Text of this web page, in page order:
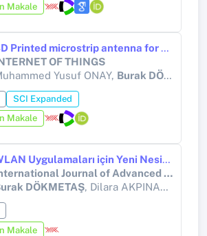
Makale
3D Printed microstrip antenna for symbiotic communication: WiFi backscatter and bit rate evaluation for IoT
OF THINGS
Yusuf ONAY, Burak DÖKMETAŞ
SCI Expanded
Makale
WLAN Uygulamaları için Yeni Nesil Mikroşerit Anten Tasarımı
International Journal of Advanced Natural Sciences and Engineering Researches (IJANSER)
DÖKMETAŞ, Dilara AKPINAR, Salih Çağrı AYDIN, Zeynep AKDELİ, Gülsenem ÇAĞIN
Makale